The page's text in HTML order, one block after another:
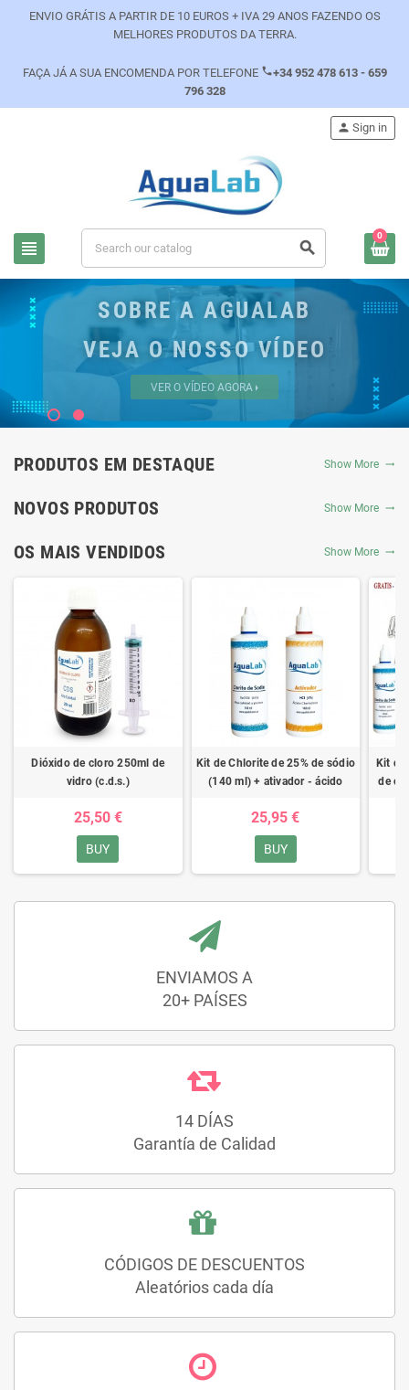
ENVIO GRÁTIS A PARTIR DE 10 EUROS + IVA 29 ANOS FAZENDO OS
MELHORES PRODUTOS DA TERRA.
FAÇA JÁ A SUA ENCOMENDA POR TELEFONE phone+34 952 478 613 - 659
796 328
view_headline search
person Sign in
0
PRODUTOS EM DESTAQUE Show More
NOVOS PRODUTOS Show More
OS MAIS VENDIDOS Show More
Dióxido de cloro 250ml de
vidro (c.d.s.)
25,50 €
BUY
Kit de Chlorite de 25% de sódio
(140 ml) + ativador - ácido
25,95 €
BUY
Kit de
de
ENVIAMOS A
20+ PAÍSES
14 DÍAS
Garantía de Calidad
CÓDIGOS DE DESCUENTOS
Aleatórios cada día